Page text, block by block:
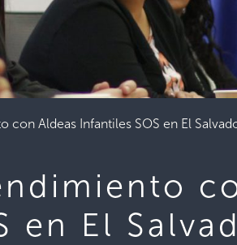
con Aldeas Infantiles SOS en El
en El